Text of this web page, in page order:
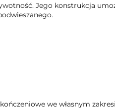
Jego konstrukcja
we własnym